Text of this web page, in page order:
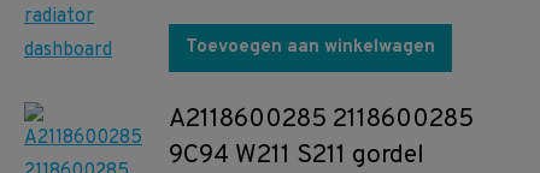
Toevoegen aan winkelwagen
A2118600285 2118600285
9C94 W211 S211 gordel